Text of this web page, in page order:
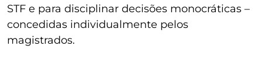
STF e para disciplinar decisões monocráticas –
concedidas individualmente pelos
magistrados.